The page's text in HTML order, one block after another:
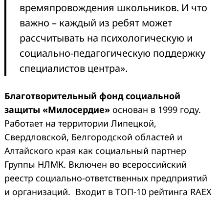
времяпровождения школьников. И что
важно – каждый из ребят может
рассчитывать на психологическую и
социально-педагогическую поддержку
специалистов центра».
Благотворительный фонд социальной
защиты «Милосердие» основан в 1999 году.
Работает на территории Липецкой,
Свердловской, Белгородской областей и
Алтайского края как социальный партнер
Группы НЛМК. Включен во всероссийский
реестр социально-ответственных предприятий
и организаций. Входит в ТОП-10 рейтинга RAEX